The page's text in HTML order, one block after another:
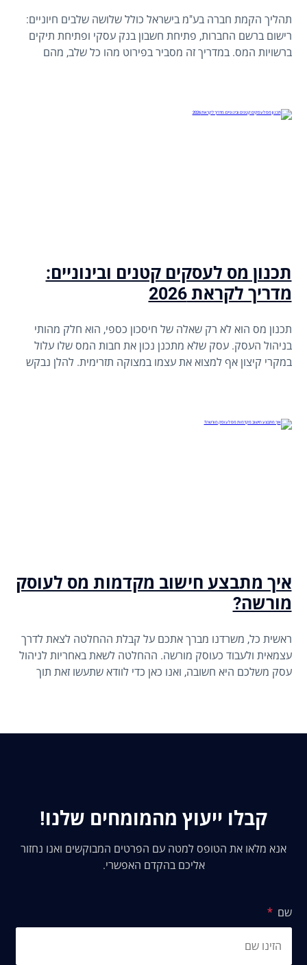
תהליך הקמת חברה בע"מ בישראל כולל שלושה שלבים חיוניים:
רישום ברשם החברות, פתיחת חשבון בנק עסקי ופתיחת תיקים
ברשויות המס. במדריך זה מסביר בפירוט מהו כל שלב, מהם
תכנון מס לעסקים קטנים ובינוניים:
מדריך לקראת 2026
תכנון מס הוא לא רק שאלה של חיסכון כספי, הוא חלק מהותי
בניהול העסק. עסק שלא מתכנן נכון את חבות המס שלו עלול
במקרי קיצון אף למצוא את עצמו במצוקה תזרימית. להלן נבקש
איך מתבצע חישוב מקדמות מס לעוסק
מורשה?
ראשית כל, משרדנו מברך אתכם על קבלת ההחלטה לצאת לדרך
עצמאית ולעבוד כעוסק מורשה. ההחלטה לשאת באחריות לניהול
עסק משלכם היא חשובה, ואנו כאן כדי לוודא שתעשו זאת תוך
קבלו ייעוץ מהמומחים שלנו!
אנא מלאו את הטופס למטה עם הפרטים המבוקשים ואנו נחזור
אליכם בהקדם האפשרי.
שם